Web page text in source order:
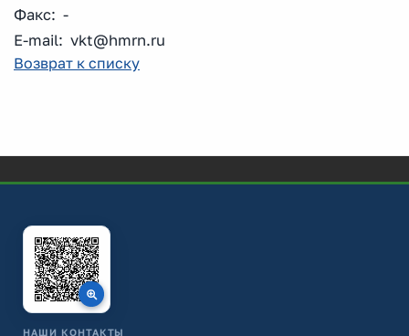
Факс: -
E-mail: vkt@hmrn.ru
Возврат к списку
НАШИ КОНТАКТЫ